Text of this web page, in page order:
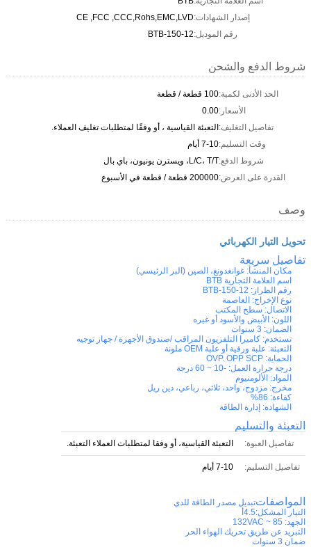
إصدار الشهادات:CE ,FCC ,CCC,Rohs,EMC,LVD
رقم الموديل:BTB-150-12
شروط الدفع والشحن
الحد الأدنى لكمية:100 قطعة / قطعة
الأسعار:0.00
تفاصيل التغليف:التعبئة القياسية ، أو وفقًا لمتطلبات تغليف العملاء.
وقت التسليم:7-10 أيام
شروط الدفع:L/C، T/T، ويسترن يونيون، باي بال
القدرة على العرض:200000 قطعة / قطعة في الأسبوع
وصف
تحويل التيار الكهربائي
تفاصيل سريعة
مكان المنشأ: غوانغدونغ، الصين (البر الرئيسي)
اسم العلامة التجارية BTB
رقم الطراز: BTB-150-12
نوع الإخراج: العاصمة
الاتصال: سطح المكتب
اللون: الأبيض والأسود أو غيره
الضمان: 3 سنوات
تستخدم: كاميرا التلفزيون المراقب /صندوق الأجهزة / جهاز توجيه
التعبئة: علبة ورقية أو علبة OEM ملونة
الحماية: OVP. OPP SCP
درجة حرارة العمل: -10 ~ 60 درجة
المواد: الألومنيوم
مخرج: مزدوج، واحد، ثلاثي، رباعي، دين ريل
كفاءة: 86%
الشهادة: إدارة الطاقة
التعبئة والتسليم
تفاصيل العبوة: التعبئة القياسية، أو وفقا لمتطلبات العملاء التعبئة.
تفاصيل التسليم: 7-10 أيام
المواصفاتتبديل مصدر الطاقة للدي
التيار المشكل:4.5أ
الجهد: 85 ~ 132VAC
التبريد عن طريق تحريك الهواء الحر
ضمان 3 سنوات